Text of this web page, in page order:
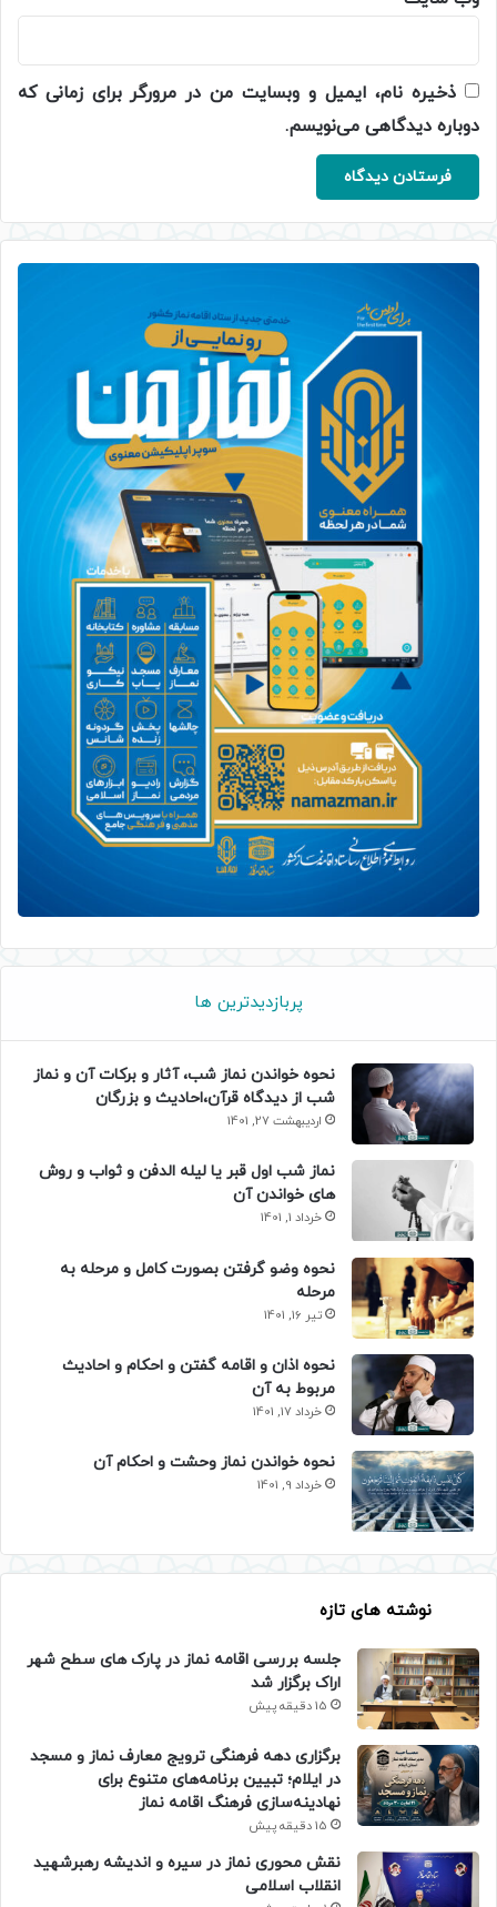
ذخیره نام، ایمیل و وبسایت من در مرورگر برای زمانی که
دوباره دیدگاهی می‌نویسم.
پربازدیدترین ها
نحوه خواندن نماز شب، آثار و برکات آن و نماز
شب از دیدگاه قرآن،احادیث و بزرگان
اردیبهشت 27, 1401
نماز شب اول قبر یا لیله الدفن و ثواب و روش
های خواندن آن
خرداد 1, 1401
نحوه وضو گرفتن بصورت کامل و مرحله به
مرحله
تیر 16, 1401
نحوه اذان و اقامه گفتن و احکام و احادیث
مربوط به آن
خرداد 17, 1401
نحوه خواندن نماز وحشت و احکام آن
خرداد 9, 1401
نوشته های تازه
جلسه بررسی اقامه نماز در پارک های سطح شهر
اراک برگزار شد
15 دقیقه پیش
برگزاری دهه فرهنگی ترویج معارف نماز و مسجد
در ایلام؛ تبیین برنامه‌های متنوع برای
نهادینه‌سازی فرهنگ اقامه نماز
15 دقیقه پیش
نقش محوری نماز در سیره و اندیشه رهبرشهید
انقلاب اسلامی